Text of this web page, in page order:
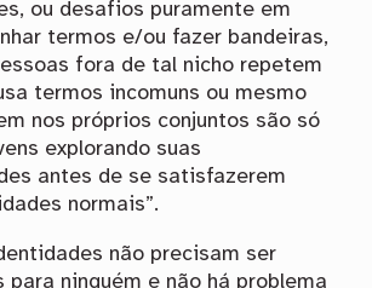
ou desafios puramente em
termos e/ou fazer bandeiras,
fora de tal nicho repetem
termos incomuns ou mesmo
nos próprios conjuntos são só
explorando suas
antes de se satisfazerem
normais”.
não precisam ser
ninguém e não há problema